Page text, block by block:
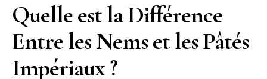
Quelle est la Différence
Entre les Nems et les Pâtés
Impériaux ?